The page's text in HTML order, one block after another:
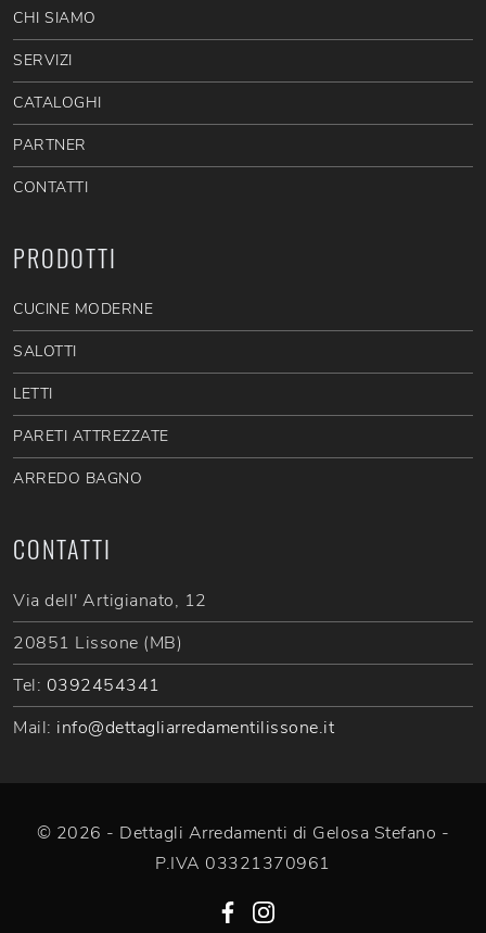
CHI SIAMO
SERVIZI
CATALOGHI
PARTNER
CONTATTI
PRODOTTI
CUCINE MODERNE
SALOTTI
LETTI
PARETI ATTREZZATE
ARREDO BAGNO
CONTATTI
Via dell' Artigianato, 12
20851 Lissone (MB)
Tel: 0392454341
Mail: info@dettagliarredamentilissone.it
© 2026 - Dettagli Arredamenti di Gelosa Stefano -
P.IVA 03321370961